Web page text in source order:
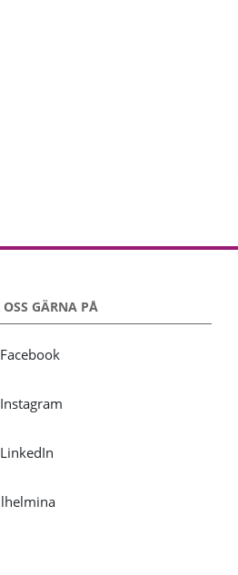
OSS GÄRNA PÅ
Facebook
Instagram
LinkedIn